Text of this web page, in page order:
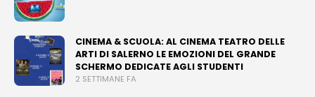
CINEMA & SCUOLA: AL CINEMA TEATRO DELLE
ARTI DI SALERNO LE EMOZIONI DEL GRANDE
SCHERMO DEDICATE AGLI STUDENTI
2 SETTIMANE FA